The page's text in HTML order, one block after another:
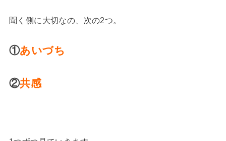
聞く側に大切なの、次の2つ。
①あいづち
②共感